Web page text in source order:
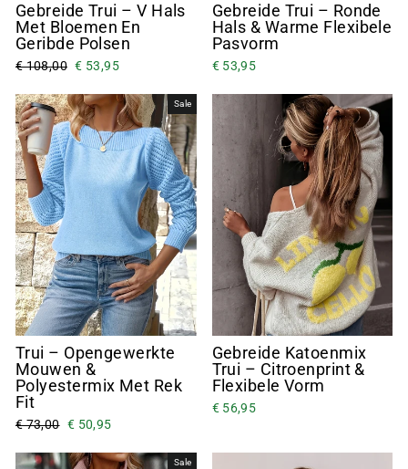
Gebreide Trui – V Hals
Met Bloemen En
Geribde Polsen
€ 108,00 € 53,95
Gebreide Trui – Ronde
Hals & Warme Flexibele
Pasvorm
€ 53,95
Sale
Trui – Opengewerkte
Mouwen &
Polyestermix Met Rek
Fit
€ 73,00 € 50,95
Gebreide Katoenmix
Trui – Citroenprint &
Flexibele Vorm
€ 56,95
Sale